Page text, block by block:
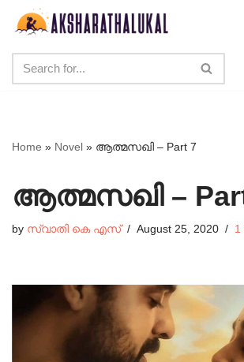
content
Home » Novel » ആത്മസഖി – Part 7
ആത്മസഖി –
by സ്വാതി കെ എസ് August 25, 2020 1